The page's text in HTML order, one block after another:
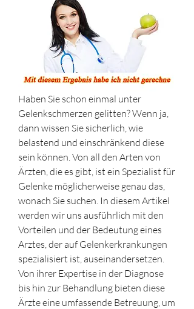
Haben Sie schon einmal unter
Gelenkschmerzen gelitten? Wenn ja,
dann wissen Sie sicherlich, wie
belastend und einschränkend diese
sein können. Von all den Arten von
Ärzten, die es gibt, ist ein Spezialist für
Gelenke möglicherweise genau das,
wonach Sie suchen. In diesem Artikel
werden wir uns ausführlich mit den
Vorteilen und der Bedeutung eines
Arztes, der auf Gelenkerkrankungen
spezialisiert ist, auseinandersetzen.
Von ihrer Expertise in der Diagnose
bis hin zur Behandlung bieten diese
Ärzte eine umfassende Betreuung, um